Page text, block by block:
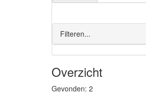
Filteren...
Overzicht
Gevonden: 2